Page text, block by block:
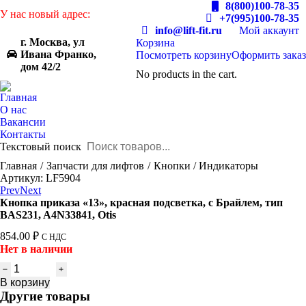
У нас новый адрес:
г. Москва, ул
Ивана Франко,
дом 42/2
8(800)100-78-35
+7(995)100-78-35
info@lift-fit.ru
Мой аккаунт
Корзина
Посмотреть корзинуОформить заказ
No products in the cart.
Главная
О нас
Вакансии
Контакты
Текстовый поиск
You are here:
Главная Запчасти для лифтов
Кнопки / Индикаторы
Артикул: LF5904
PrevNext
Кнопка приказа «13», красная подсветка, с Брайлем, тип
BAS231, A4N33841, Otis
854.00 ₽ С НДС
Нет в наличии
Количество
товара
Кнопка
В корзину
Другие товары